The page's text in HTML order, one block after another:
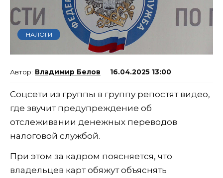
НАЛОГИ
Владимир Белов 16.04.2025 13:00
Соцсети из группы в группу репостят видео,
где звучит предупреждение об
отслеживании денежных переводов
налоговой службой.
При этом за кадром поясняется, что
владельцев карт обяжут объяснять